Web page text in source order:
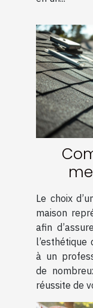
Le choix
maison
afin
à un
de
réussite de